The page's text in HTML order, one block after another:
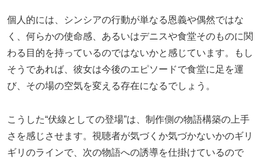
個人的には、シンシアの行動が単なる恩義や偶然ではな
く、何らかの使命感、あるいはデニスや食堂そのものに関
わる目的を持っているのではないかと感じています。もし
そうであれば、彼女は今後のエピソードで食堂に足を運
び、その場の空気を変える存在になるでしょう。
こうした“伏線としての登場”は、制作側の物語構築の上手
さを感じさせます。視聴者が気づくか気づかないかのギリ
ギリのラインで、次の物語への誘導を仕掛けているので